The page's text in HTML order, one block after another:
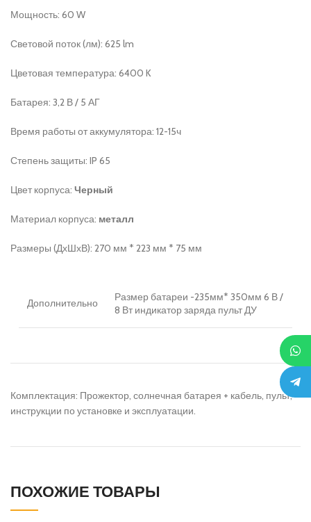
Мощность: 60 W
Световой поток (лм): 625 lm
Цветовая температура: 6400 K
Батарея: 3,2 В / 5 АГ
Время работы от аккумулятора: 12-15ч
Степень защиты: IP 65
Цвет корпуса: Черный
Материал корпуса: металл
Размеры (ДхШхВ): 270 мм * 223 мм * 75 мм
Дополнительно
Размер батареи -235мм* 350мм 6 В /
8 Вт индикатор заряда пульт ДУ
Комплектация: Прожектор, солнечная батарея + кабель, пульт,
инструкции по установке и эксплуатации.
ПОХОЖИЕ ТОВАРЫ